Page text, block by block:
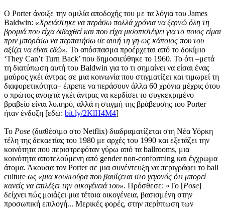
O Porter άνοιξε την ομιλία αποδοχής του με τα λόγια του James
Baldwin: «Χρειάστηκε να περάσω πολλά χρόνια να ξερνώ όλη τη
βρομιά που είχα διδαχθεί και που είχα μισοπιστέψει για το ποιος είμαι
πριν μπορέσω να περπατήσω σε αυτή τη γη ως κάποιος που του
αξίζει να είναι εδώ». Το απόσπασμα προέρχεται από το δοκίμιο
‘They Can’t Turn Back’ που δημοσιεύθηκε το 1960. Το ότι –μετά
τη διατύπωση αυτή του Baldwin για το τι σημαίνει να είσαι ένας
μαύρος γκέι άντρας σε μια κοινωνία που στιγματίζει και τιμωρεί τη
διαφορετικότητα– έπρεπε να περάσουν άλλα 60 χρόνια μέχρις ότου
ο πρώτος ανοιχτά γκέι άντρας να κερδίσει το συγκεκριμένο
βραβείο είναι λυπηρό, αλλά η στιγμή της βράβευσης του Porter
ήταν ένδοξη [εδώ: bit.ly/2KlH4M4]
Το Pose (διαθέσιμο στο Netflix) διαδραματίζεται στη Νέα Υόρκη
τέλη της δεκαετίας του 1980 με αρχές του 1990 και εξετάζει την
κοινότητα που περιστρεφόταν γύρω από τα ballrooms, μια
κοινότητα αποτελούμενη από gender non-conforming και έγχρωμα
άτομα. Άκουσα τον Porter σε μια συνέντευξη να περιγράφει το ball
culture ως «μια κουλτούρα που βασίζεται στο γεγονός ότι μπορεί
κανείς να επιλέξει την οικογένειά του». Πρόσθεσε: «Tο [Pose]
δείχνει πώς μοιάζει μια τέτοια οικογένεια, βασισμένη στην
προσωπική επιλογή... Μερικές φορές, στην περίπτωση των